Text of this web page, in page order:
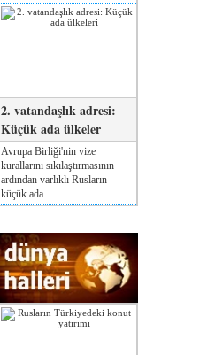
2. vatandaşlık adresi:
Küçük ada ülkeler
Avrupa Birliği'nin vize
kurallarını sıkılaştırmasının
ardından varlıklı Rusların
küçük ada ...